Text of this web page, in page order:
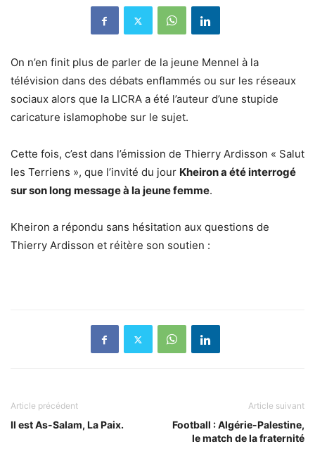
On n’en finit plus de parler de la jeune Mennel à la
télévision dans des débats enflammés ou sur les réseaux
sociaux alors que la LICRA a été l’auteur d’une stupide
caricature islamophobe sur le sujet.
Cette fois, c’est dans l’émission de Thierry Ardisson « Salut
les Terriens », que l’invité du jour Kheiron a été interrogé
sur son long message à la jeune femme.
Kheiron a répondu sans hésitation aux questions de
Thierry Ardisson et réitère son soutien :
Article précédent
Il est As-Salam, La Paix.
Article suivant
Football : Algérie-Palestine,
le match de la fraternité